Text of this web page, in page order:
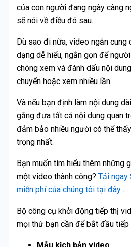
của con người đang ngày càng
sẽ nói về điều đó sau.
Dù sao đi nữa, video ngắn
dạng dễ hiểu, ngắn gọn để
chóng xem và đánh dấu nội
chuyển hoặc xem nhiều lần.
Và nếu bạn định làm nội dung
gắng đưa tất cả nội dung quan
đảm bảo nhiều người có thể
trọng nhất.
Bạn muốn tìm hiểu thêm những
một video thành công? Tải ngay
miễn phí của chúng tôi tại đây .
Bộ công cụ khởi động tiếp thị
mọi thứ bạn cần để bắt đầu tiếp